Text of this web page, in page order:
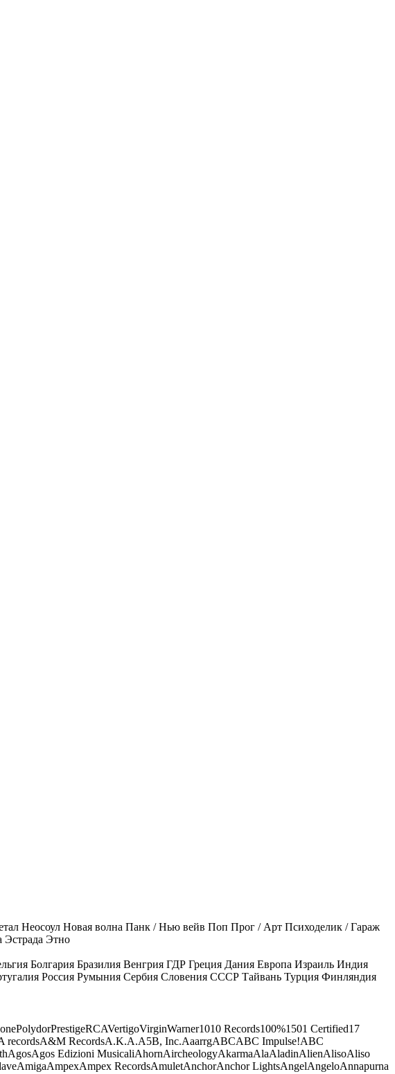
Неосоул Новая волна Панк / Нью вейв Поп Прог / Арт Психоделик / Гараж
Эстрада Этно
Болгария Бразилия Венгрия ГДР Греция Дания Европа Израиль Индия
Россия Румыния Сербия Словения СССР Тайвань Турция Финляндия
PolydorPrestigeRCAVertigoVirginWarner1010 Records100%1501 Certified17
recordsA&M RecordsA.K.A.A5B, Inc.AaarrgABCABC Impulse!ABC
AgosAgos Edizioni MusicaliAhornAircheologyAkarmaAlaAladinAlienAlisoAliso
AmigaAmpexAmpex RecordsAmuletAnchorAnchor LightsAngelAngeloAnnapurna